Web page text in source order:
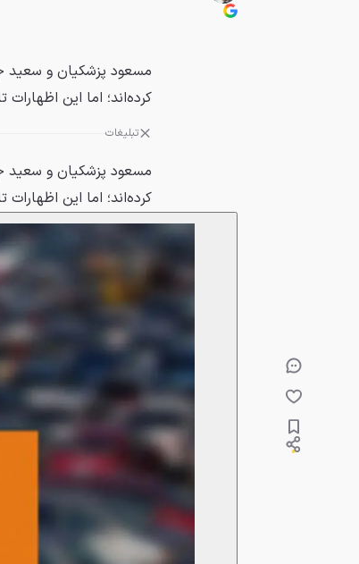
مسعود پزشکیان و سعید
کرده‌اند؛ اما این اظهارات
تبلیغات
مسعود پزشکیان و سعید
کرده‌اند؛ اما این اظهارات